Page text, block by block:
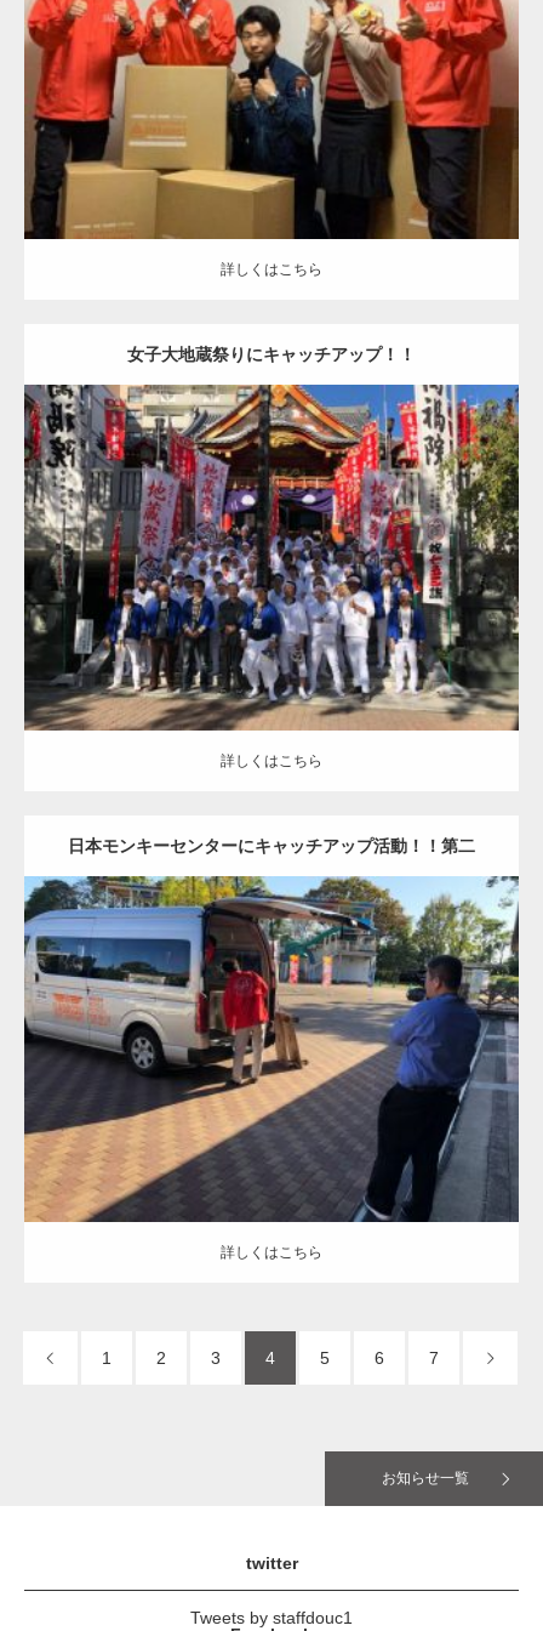
更新日2019.12.3
カテゴリー子供たちの笑顔のためにキャッ！！
詳しくはこちら
詳しくはこちら
女子大地蔵祭りにキャッチアップ！！
更新日2019.11.10
カテゴリー同志みなでキャッチアップ
詳しくはこちら
詳しくはこちら
日本モンキーセンターにキャッチアップ活動！！第二
弾！！
更新日2019.11.10
カテゴリー 日本モンキーセンターにキャッ！！
詳しくはこちら
詳しくはこちら
1 2 3 4 5 6 7
お知らせ一覧
twitter
Tweets by staffdouc1